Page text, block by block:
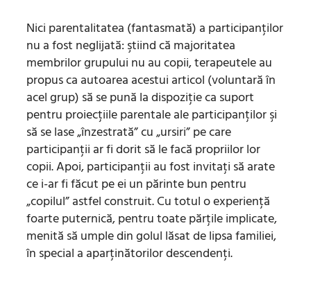
Nici parentalitatea (fantasmată) a participanţilor
nu a fost neglijată: ştiind că majoritatea
membrilor grupului nu au copii, terapeutele au
propus ca autoarea acestui articol (voluntară în
acel grup) să se pună la dispoziţie ca suport
pentru proiecţiile parentale ale participanţilor şi
să se lase „înzestrată” cu „ursiri” pe care
participanţii ar fi dorit să le facă propriilor lor
copii. Apoi, participanţii au fost invitaţi să arate
ce i-ar fi făcut pe ei un părinte bun pentru
„copilul” astfel construit. Cu totul o experienţă
foarte puternică, pentru toate părţile implicate,
menită să umple din golul lăsat de lipsa familiei,
în special a aparţinătorilor descendenţi.